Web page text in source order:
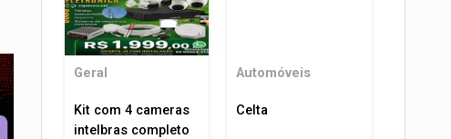
Geral
Kit com 4 cameras
intelbras completo
Automóveis
Celta